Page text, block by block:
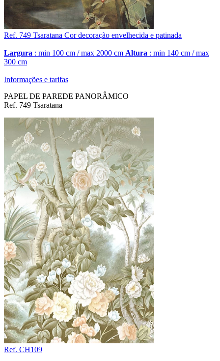
Ref. 749 Tsaratana Cor decoração envelhecida e patinada
Largura : min 100 cm / max 2000 cm Altura : min 140 cm / max
300 cm
Informações e tarifas
PAPEL DE PAREDE PANORÂMICO
Ref. 749 Tsaratana
Ref. CH109